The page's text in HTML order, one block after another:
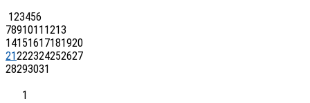
123456
78910111213
14151617181920
21222324252627
28293031
1